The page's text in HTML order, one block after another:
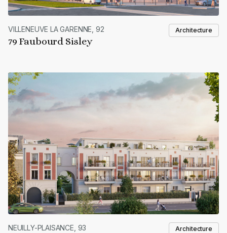
VILLENEUVE LA GARENNE, 92
79 Faubourd Sisley
Architecture
NEUILLY-PLAISANCE, 93 Architecture